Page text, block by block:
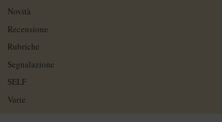
Novità
Recensione
Rubriche
Segnalazione
SELF
Varie